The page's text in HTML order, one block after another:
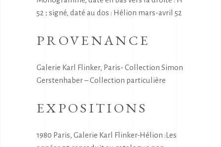
52 ; signé, daté au dos : Hélion mars-avril 52
PROVENANCE
Galerie Karl Flinker, Paris- Collection Simon
Gerstenhaber – Collection particulière
EXPOSITIONS
1980 Paris, Galerie Karl Flinker-Hélion :Les